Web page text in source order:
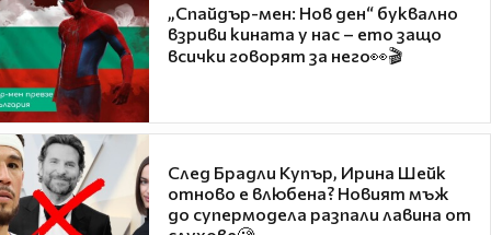
„Спайдър-мен: Нов ден“ буквално
взриви кината у нас – ето защо
всички говорят за него👀🎬
След Брадли Купър, Ирина Шейк
отново е влюбена? Новият мъж
до супермодела разпали лавина от